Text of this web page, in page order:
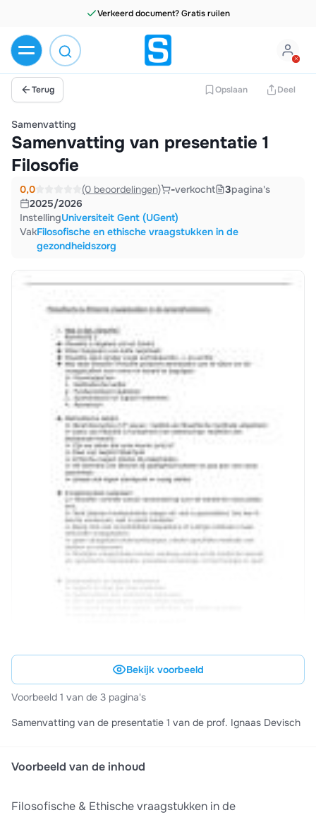
Verkeerd document? Gratis ruilen
Terug Opslaan Deel
Samenvatting
Samenvatting van presentatie 1
Filosofie
0,0 (0 beoordelingen) -verkocht 3pagina's
2025/2026
InstellingUniversiteit Gent (UGent)
VakFilosofische en ethische vraagstukken in de
gezondheidszorg
Bekijk voorbeeld
Voorbeeld 1 van de 3 pagina's
Samenvatting van de presentatie 1 van de prof. Ignaas Devisch
Voorbeeld van de inhoud
Filosofische & Ethische vraagstukken in de